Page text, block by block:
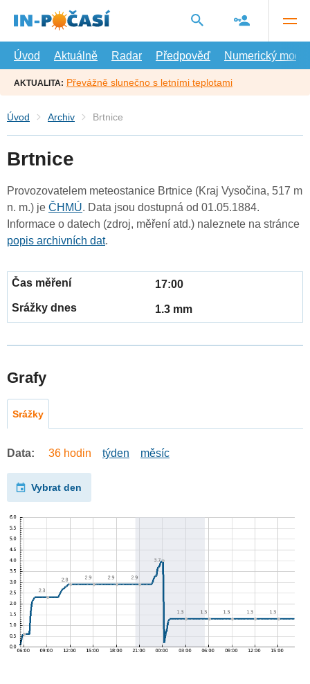
hlavní
Úvod
Aktuálně Radar Předpověď Numerický model
AKTUALITA: Převážně slunečno s letními teplotami
Úvod Archiv Brtnice
Brtnice
Provozovatelem meteostanice Brtnice (Kraj Vysočina, 517 m
n. m.) je ČHMÚ. Data jsou dostupná od 01.05.1884.
Informace o datech (zdroj, měření atd.) naleznete na stránce
popis archivních dat.
17:00
1.3 mm
Grafy
Srážky
Data: 36 hodin týden měsíc
Vybrat den